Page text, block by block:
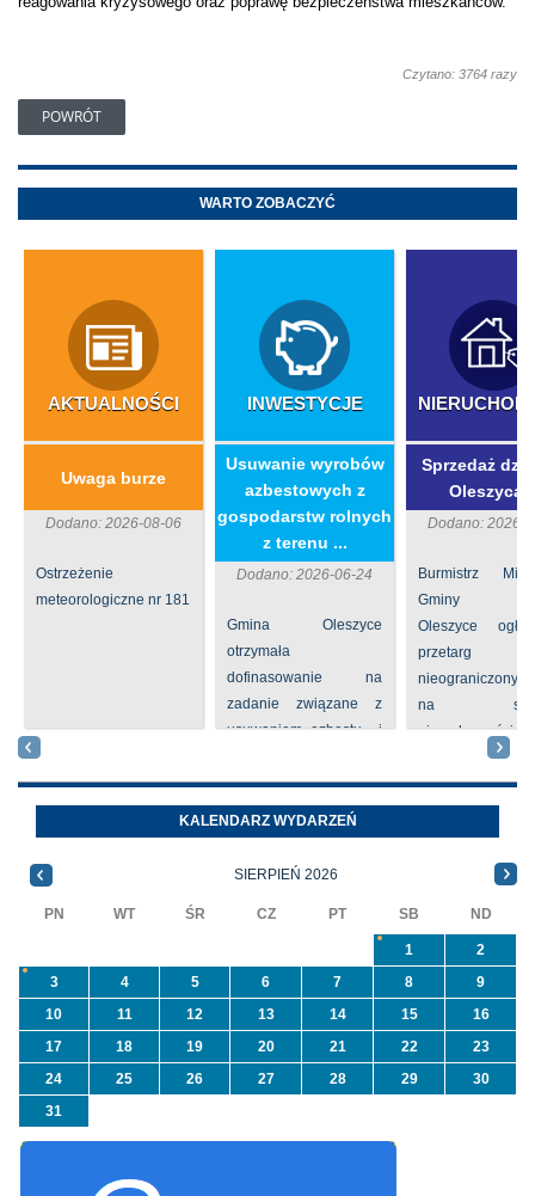
Czytano: 3764 razy
POWRÓT
WARTO ZOBACZYĆ
AKTUALNOŚCI
Uwaga burze
Dodano: 2026-08-06
Ostrzeżenie
meteorologiczne nr 181
INWESTYCJE
​Usuwanie wyrobów
azbestowych z
gospodarstw rolnych
z terenu ...
Dodano: 2026-06-24
Gmina Oleszyce
otrzymała
dofinasowanie na
zadanie związane z
usuwaniem azbestu i
azbest w ramach
programu
priorytetowego
NFOŚiGW pn.
Sprzedaż
Dodano: 2026-
Burmistrz
Gminy
Oleszyce
przetarg
nieograniczony
na
nieruchomości nr
Oleszycach
Orzeszkowej.
informacji ...
KALENDARZ WYDARZEŃ
SIERPIEŃ 2026
PN WT ŚR CZ PT SB ND
1
2
3
4 5 6 7 8
9
10
11 12 13 14 15
16
17
18 19 20 21 22
23
24
25 26 27 28 29
30
31